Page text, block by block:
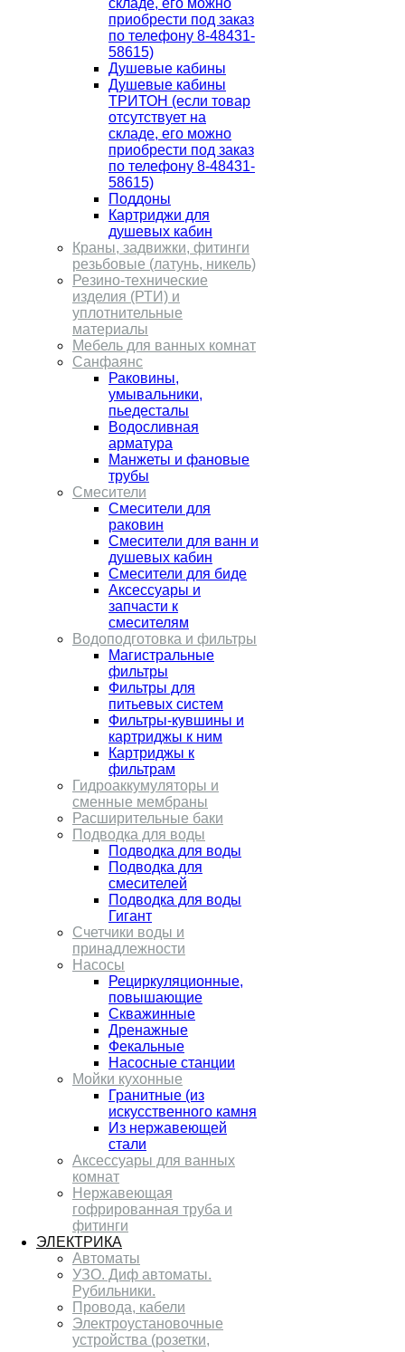
складе, его можно
приобрести под заказ
по телефону 8-48431-
58615)
Душевые кабины
Душевые кабины
ТРИТОН (если товар
отсутствует на
складе, его можно
приобрести под заказ
по телефону 8-48431-
58615)
Поддоны
Картриджи для
душевых кабин
Краны, задвижки, фитинги
резьбовые (латунь, никель)
Резино-технические
изделия (РТИ) и
уплотнительные
материалы
Мебель для ванных комнат
Санфаянс
Раковины,
умывальники,
пьедесталы
Водосливная
арматура
Манжеты и фановые
трубы
Смесители
Смесители для
раковин
Смесители для ванн и
душевых кабин
Смесители для биде
Аксессуары и
запчасти к
смесителям
Водоподготовка и фильтры
Магистральные
фильтры
Фильтры для
питьевых систем
Фильтры-кувшины и
картриджы к ним
Картриджы к
фильтрам
Гидроаккумуляторы и
сменные мембраны
Расширительные баки
Подводка для воды
Подводка для воды
Подводка для
смесителей
Подводка для воды
Гигант
Счетчики воды и
принадлежности
Насосы
Рециркуляционные,
повышающие
Скважинные
Дренажные
Фекальные
Насосные станции
Мойки кухонные
Гранитные (из
искусственного камня
Из нержавеющей
стали
Аксессуары для ванных
комнат
Нержавеющая
гофрированная труба и
фитинги
ЭЛЕКТРИКА
Автоматы
УЗО. Диф автоматы.
Рубильники.
Провода, кабели
Электроустановочные
устройства (розетки,